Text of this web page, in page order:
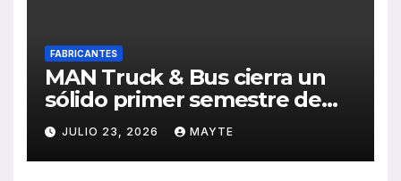
FABRICANTES
MAN Truck & Bus cierra un
sólido primer semestre de
2026 con crecimiento en
ventas, pedidos y
rentabilidad
JULIO 23, 2026 MAYTE